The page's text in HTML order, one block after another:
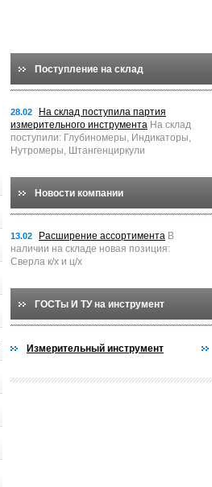
Поступление на склад
28.02
На склад поступила партия
измерительного инструмента На склад
поступили: Глубиномеры, Индикаторы,
Нутромеры, Штангенциркули
Новости компании
13.02 Расширение ассортимента В
наличии на складе новая позиция:
Сверла к/х и ц/х
ГОСТы И ТУ на инструмент
Измерительный инструмент